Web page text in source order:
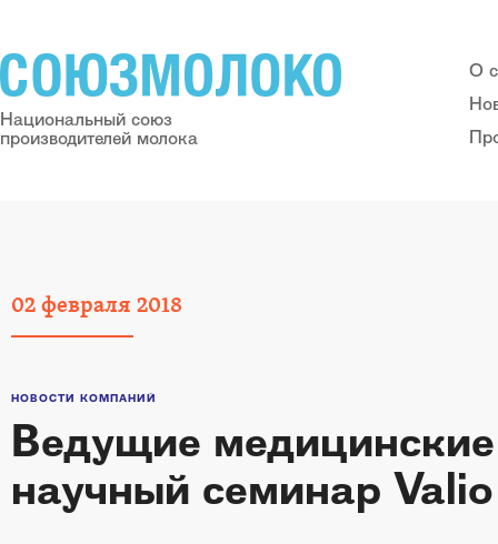
Национальный союз
производителей молока
О
02февраля 2018
НОВОСТИ КОМПАНИЙ
Ведущие
научный семинар